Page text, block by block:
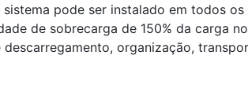
pode ser instalado em todos
de sobrecarga de 150% da carga
organização,